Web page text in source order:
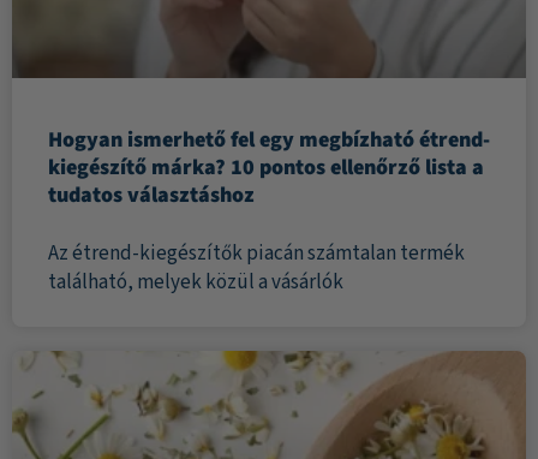
Hogyan ismerhető fel egy megbízható étrend-
kiegészítő márka? 10 pontos ellenőrző lista a
tudatos választáshoz
Az étrend-kiegészítők piacán számtalan termék
található, melyek közül a vásárlók